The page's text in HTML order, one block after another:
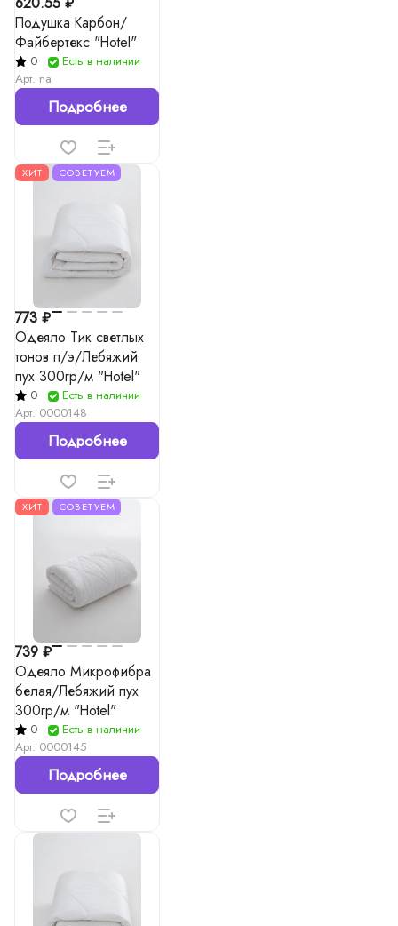
Подушка Карбон/
Файбертекс "Hotel"
0
Есть в наличии
Арт. na
Подробнее
ХИТ СОВЕТУЕМ
773 ₽
Одеяло Тик светлых
тонов п/э/Лебяжий
пух 300гр/м "Hotel"
0
Есть в наличии
Арт. 0000148
Подробнее
ХИТ СОВЕТУЕМ
739 ₽
Одеяло Микрофибра
белая/Лебяжий пух
300гр/м "Hotel"
0
Есть в наличии
Арт. 0000145
Подробнее